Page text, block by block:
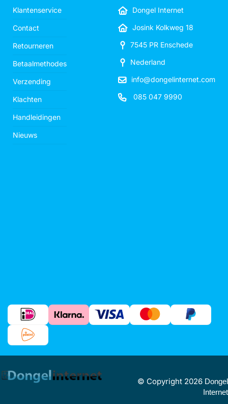
Klantenservice
Contact
Retourneren
Betaalmethodes
Verzending
Klachten
Handleidingen
Nieuws
Dongel Internet
Josink Kolkweg 18
7545 PR Enschede
Nederland
info@dongelinternet.com
085 047 9990
© Copyright 2026 Dongel
Internet